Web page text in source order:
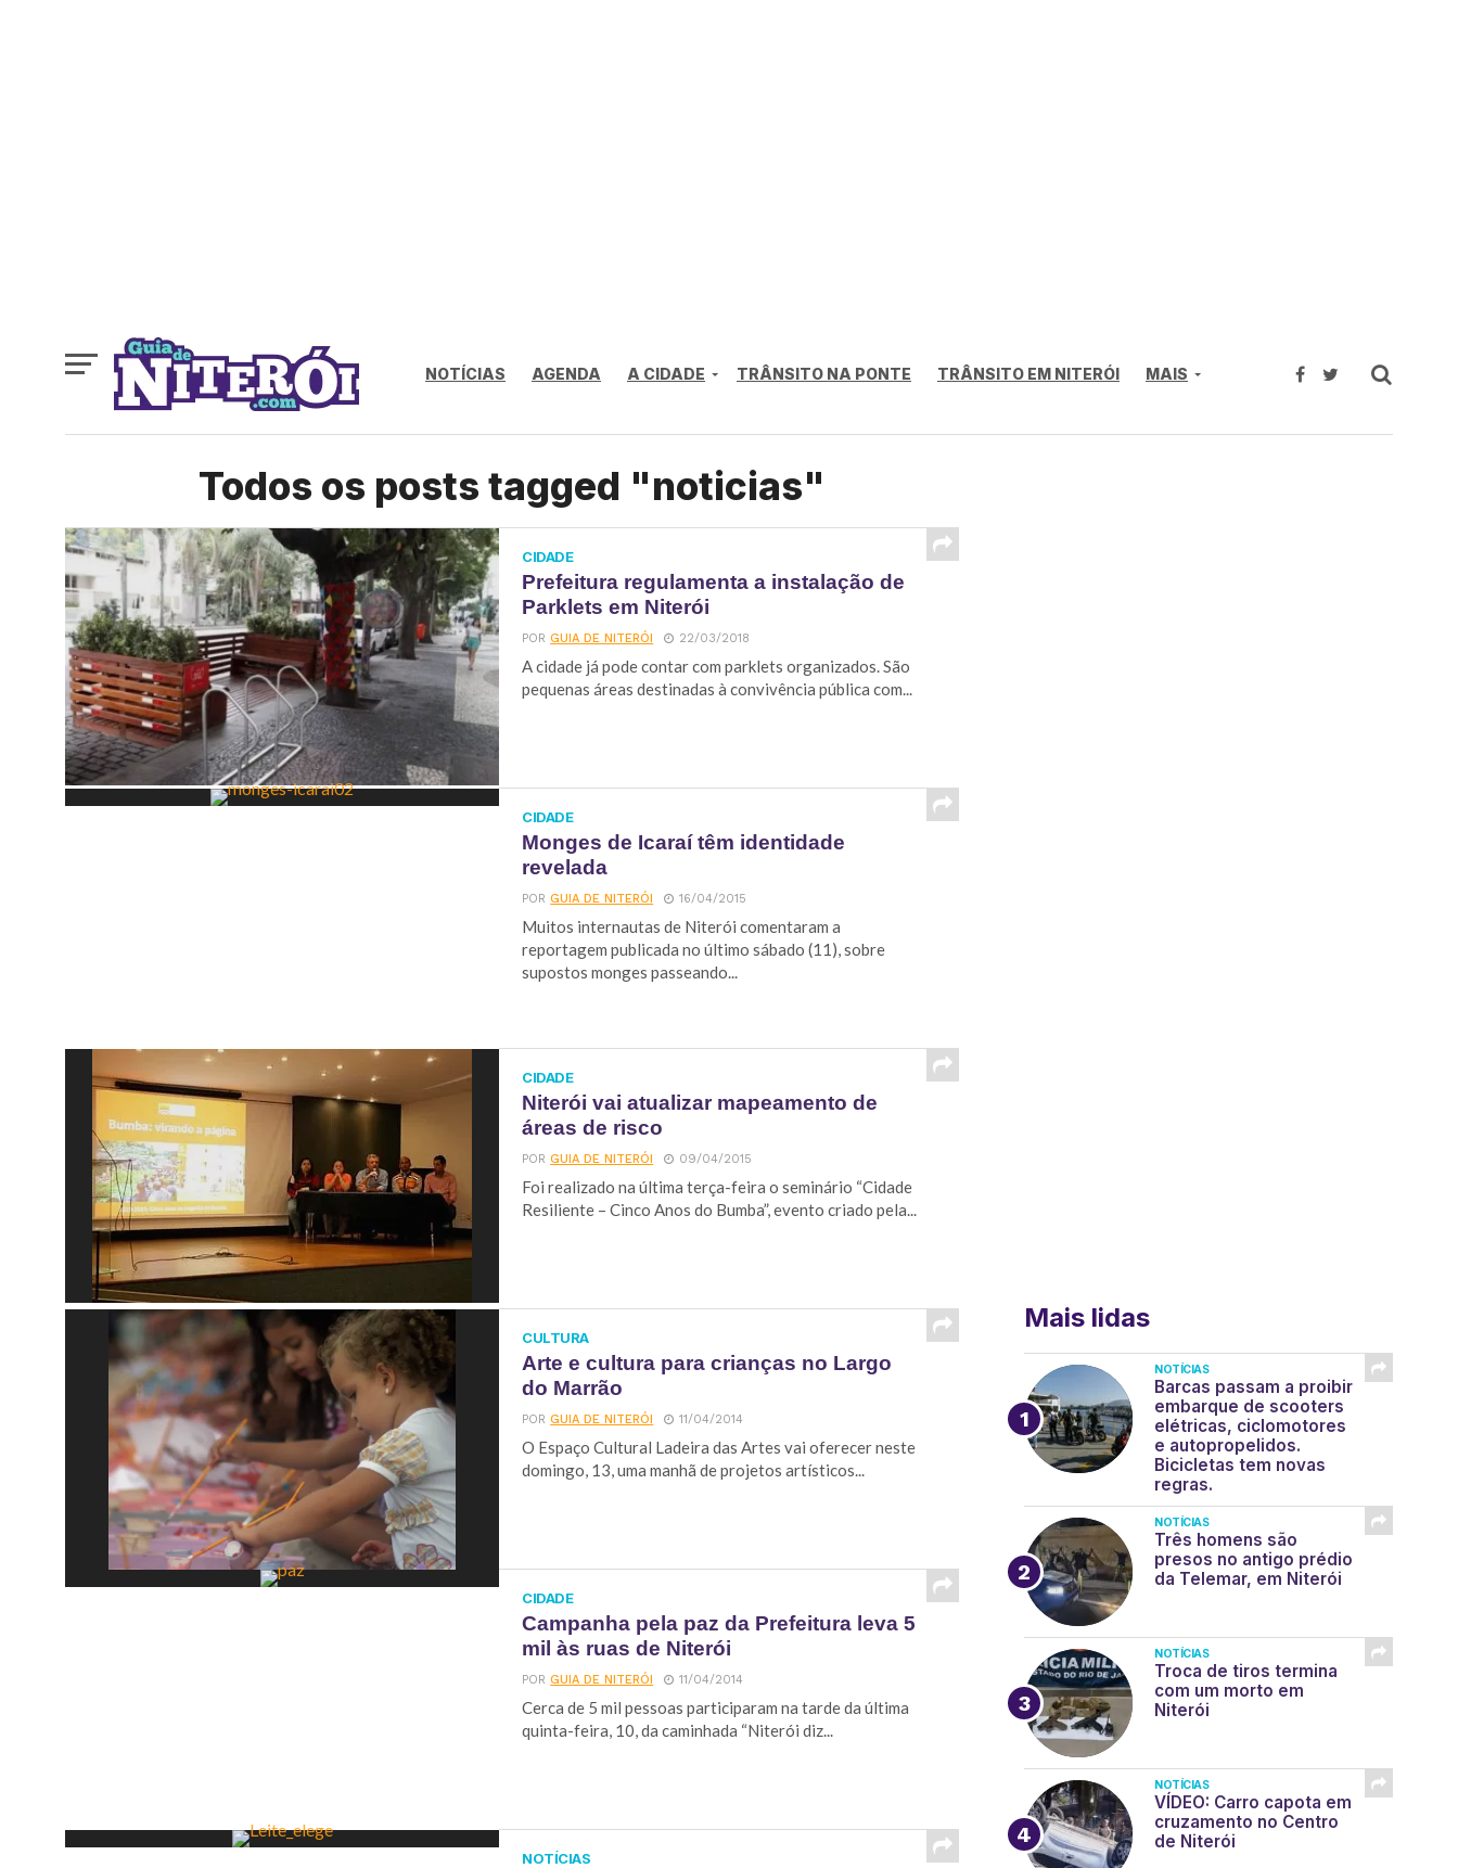
NOTÍCIAS AGENDA A CIDADE TRÂNSITO NA PONTE TRÂNSITO EM NITERÓI MAIS
Todos os posts tagged "noticias"
CIDADE
Prefeitura regulamenta a instalação de
Parklets em Niterói
PORGUIA DE NITERÓI 22/03/2018
A cidade já pode contar com parklets organizados. São
pequenas áreas destinadas à convivência pública com...
CIDADE
Monges de Icaraí têm identidade
revelada
PORGUIA DE NITERÓI 16/04/2015
Muitos internautas de Niterói comentaram a
reportagem publicada no último sábado (11), sobre
supostos monges passeando...
CIDADE
Niterói vai atualizar mapeamento de
áreas de risco
PORGUIA DE NITERÓI 09/04/2015
Foi realizado na última terça-feira o seminário “Cidade
Resiliente – Cinco Anos do Bumba”, evento criado pela...
CULTURA
Arte e cultura para crianças no Largo
do Marrão
PORGUIA DE NITERÓI 11/04/2014
O Espaço Cultural Ladeira das Artes vai oferecer neste
domingo, 13, uma manhã de projetos artísticos...
CIDADE
Campanha pela paz da Prefeitura leva 5
mil às ruas de Niterói
PORGUIA DE NITERÓI 11/04/2014
Cerca de 5 mil pessoas participaram na tarde da última
quinta-feira, 10, da caminhada “Niterói diz...
NOTÍCIAS
Mais lidas
NOTÍCIAS
Barcas passam a proibir
embarque de scooters
elétricas, ciclomotores
e autopropelidos.
Bicicletas tem novas
regras.
NOTÍCIAS
Três homens são
presos no antigo prédio
da Telemar, em Niterói
NOTÍCIAS
Troca de tiros termina
com um morto em
Niterói
NOTÍCIAS
VÍDEO: Carro capota em
cruzamento no Centro
de Niterói